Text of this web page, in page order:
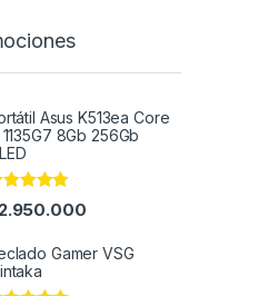
Asus K513ea Core
1135G7 8Gb 256Gb
5.00
of 5
Gamer VSG